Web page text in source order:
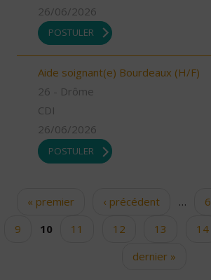
26/06/2026
POSTULER
Aide soignant(e) Bourdeaux (H/F)
26 - Drôme
CDI
26/06/2026
POSTULER
Pages« premier ‹ précédent … 6
9
10 11 12 13 14
dernier »